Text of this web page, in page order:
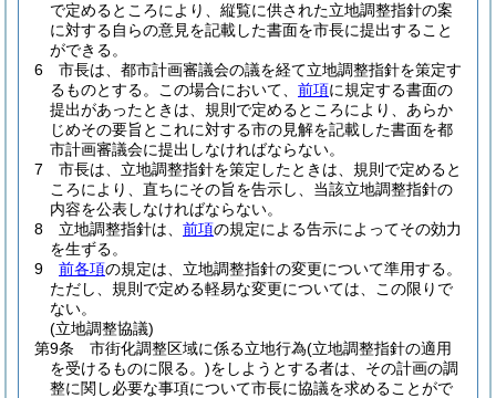
で定めるところにより、縦覧に供された立地調整指針の案
に対する自らの意見を記載した書面を市長に提出すること
ができる。
6
市長は、都市計画審議会の議を経て立地調整指針を策定す
るものとする。
この場合において、 前項に規定する書面の
提出があったときは、規則で定めるところにより、あらか
じめその要旨とこれに対する市の見解を記載した書面を都
市計画審議会に提出しなければならない。
7
市長は、立地調整指針を策定したときは、規則で定めると
ころにより、直ちにその旨を告示し、当該立地調整指針の
内容を公表しなければならない。
8
立地調整指針は、 前項の規定による告示によってその効力
を生ずる。
9
前各項の規定は、立地調整指針の変更について準用する。
ただし、規則で定める軽易な変更については、この限りで
ない。
(立地調整協議)
第9条
市街化調整区域に係る立地行為(立地調整指針の適用
を受けるものに限る。)をしようとする者は、その計画の調
整に関し必要な事項について市長に協議を求めることがで